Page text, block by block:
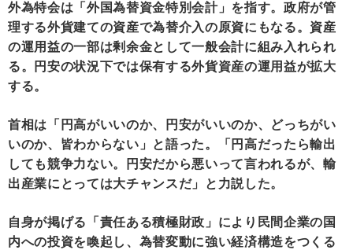
外為特会は「外国為替資金特別会計」を指す。政府が管
理する外貨建ての資産で為替介入の原資にもなる。資産
の運用益の一部は剰余金として一般会計に組み入れられ
る。円安の状況下では保有する外貨資産の運用益が拡大
する。
首相は「円高がいいのか、円安がいいのか、どっちがい
いのか、皆わからない」と語った。「円高だったら輸出
しても競争力ない。円安だから悪いって言われるが、輸
出産業にとっては大チャンスだ」と力説した。
自身が掲げる「責任ある積極財政」により民間企業の国
内への投資を喚起し、為替変動に強い経済構造をつくる